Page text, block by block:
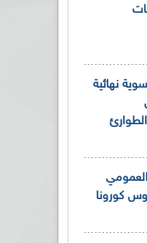
نهائية
كورونا